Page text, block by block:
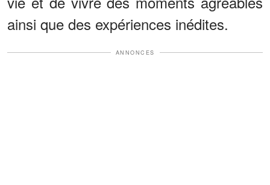
ainsi que des expériences inédites.
ANNONCES